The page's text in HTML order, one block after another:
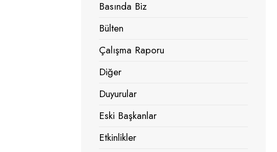
Basında Biz
Bülten
Çalışma Raporu
Diğer
Duyurular
Eski Başkanlar
Etkinlikler